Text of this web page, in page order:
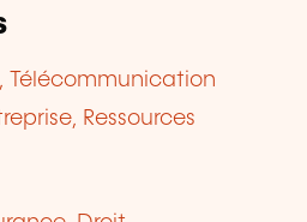
Télécommunication
Ressources